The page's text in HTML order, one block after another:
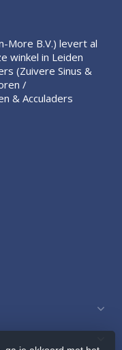
More B.V.) levert al
winkel in Leiden
(Zuivere Sinus &
/
& Acculaders